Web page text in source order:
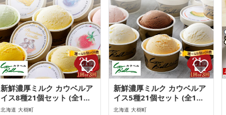
新鮮濃厚ミルク カウベルア
イス8種21個セット (全1回/
毎月定期便全3回)_ アイス
北海道 大樹町
新鮮濃厚ミルク カウベルア
イス5種21個セット (全1回/
毎月定期便全3回)_ アイス
北海道 大樹町